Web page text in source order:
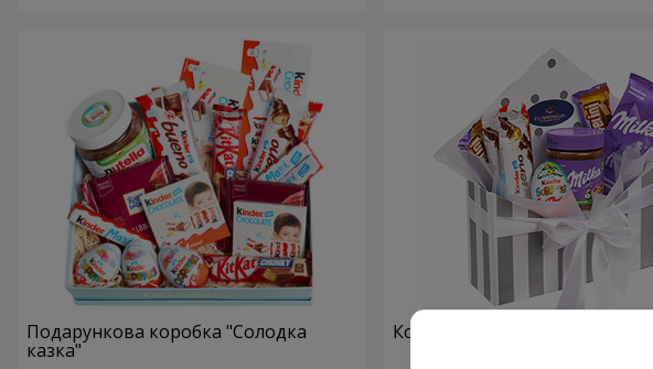
Подарункова коробка "Солодка
казка"
Композиція "Солодка ніжність"